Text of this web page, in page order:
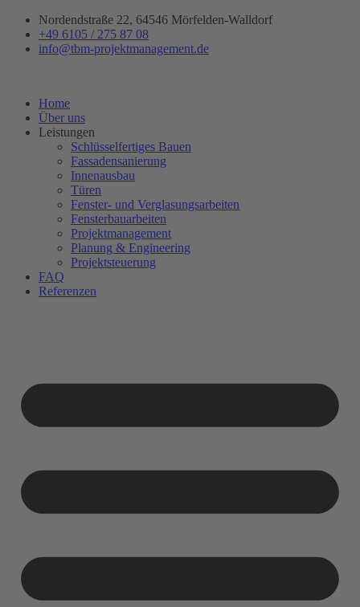
Zum
Inhalt
springen
Nordendstraße 22, 64546 Mörfelden-Walldorf
+49 6105 / 275 87 08
info@tbm-projektmanagement.de
Home
Über uns
Leistungen
Schlüsselfertiges Bauen
Fassadensanierung
Innenausbau
Türen
Fenster- und Verglasungsarbeiten
Fensterbauarbeiten
Projektmanagement
Planung & Engineering
Projektsteuerung
FAQ
Referenzen